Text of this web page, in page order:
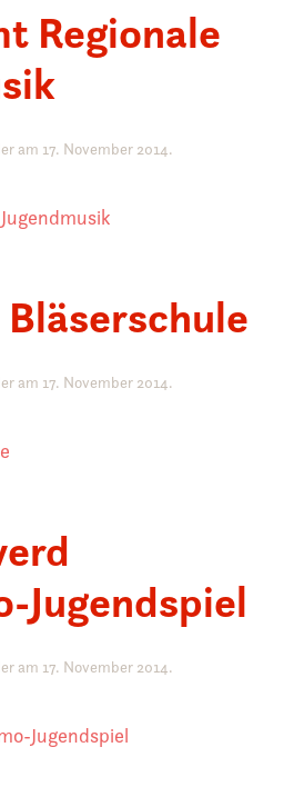
Regionale
am 17. November 2014.
am 17. November 2014.
Jugendspiel
am 17. November 2014.
Jugendspiel